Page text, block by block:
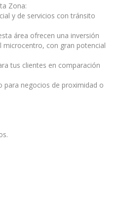
Zona:
y de servicios con tránsito
área ofrecen una inversión
microcentro, con gran potencial
tus clientes en comparación
para negocios de proximidad o